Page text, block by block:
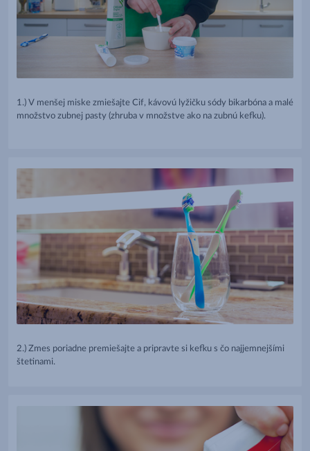
1.) V menšej miske zmiešajte Cif, kávovú lyžičku sódy bikarbóna a malé
množstvo zubnej pasty (zhruba v množstve ako na zubnú kefku).
2.) Zmes poriadne premiešajte a pripravte si kefku s čo najjemnejšími
štetinami.